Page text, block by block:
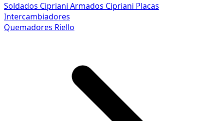
Soldados Cipriani Armados Cipriani Placas
Intercambiadores
Quemadores Riello